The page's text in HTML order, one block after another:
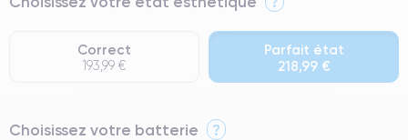
Correct
193,99 €
Parfait état
218,99 €
⭐ Premium
Choisissez votre batterie ?